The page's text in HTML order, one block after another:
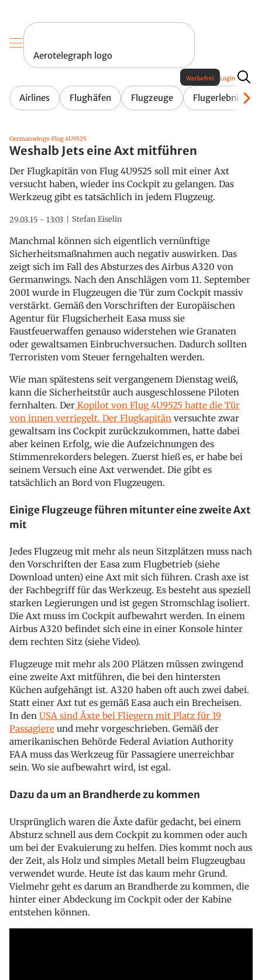
Aerotelegraph logo
Airlines Flughäfen Flugzeuge Flugerlebnis
Werbefrei Login
Germanwings-Flug 4U9525
Weshalb Jets eine Axt mitführen
Der Flugkapitän von Flug 4U9525 soll mit einer Axt
versucht haben, wieder ins Cockpit zu gelangen. Das
Werkzeug gibt es tatsächlich in jedem Flugzeug.
29.03.15 - 13:03 Stefan Eiselin
Manchmal können sich eigentlich vernünftige
Sicherheitsmaßnahmen auch negativ auswirken. Das
zeigt sich im Fall des Absturzes des Airbus A320 von
Germanwings. Nach den Anschlägen vom 11. September
2001 wurde in Flugzeugen die Tür zum Cockpit massiv
verstärkt. Gemäß den Vorschriften der Europäischen
Agentur für Flugsicherheit Easa muss sie
Faustfeuerwaffen genauso widerstehen wie Granaten
oder gewaltsamen Einbruchversuchen. Dadurch sollten
Terroristen vom Steuer ferngehalten werden.
Wie man spätestens seit vergangenem Dienstag weiß,
kann die Sicherheitstür auch ausgeschlossene Piloten
fernhalten. Der Kopilot von Flug 4U9525 hatte die Tür
von innen verriegelt. Der Flugkapitän versuchte zwar
gewaltsam ins Cockpit zurückzukommen, hatte dabei
aber keinen Erfolg, wie die Aufzeichnungen des
Stimmenrekorders belegen. Zuerst hieß es, er habe bei
seinem Versuch eine Axt verwendet. Die gibt es
tatsächlich an Bord von Flugzeugen.
Einige Flugzeuge führen mitunter eine zweite Axt
mit
Jedes Flugzeug mit mehr als neun Sitzplätzen muss nach
den Vorschriften der Easa zum Flugbetrieb (siehe
Download unten) eine Axt mit sich führen. Crash axe ist
der Fachbegriff für das Werkzeug. Es besteht aus speziell
starken Legierungen und ist gegen Stromschlag isoliert.
Die Axt muss im Cockpit aufbewahrt werden. In einem
Airbus A320 befindet sich eine in einer Konsole hinter
dem rechten Sitz (siehe Video).
Flugzeuge mit mehr als 200 Plätzen müssen zwingend
eine zweite Axt mitführen, die bei den hintersten
Küchen aufgehängt ist. A320 haben oft auch zwei dabei.
Statt einer Axt tut es gemäß Easa auch ein Brecheisen.
In den USA sind Äxte bei Fliegern mit Platz für 19
Passagiere und mehr vorgeschrieben. Gemäß der
amerikanischen Behörde Federal Aviation Authority
FAA muss das Werkzeug für Passagiere unerreichbar
sein. Wo sie aufbewahrt wird, ist egal.
Dazu da um an Brandherde zu kommen
Ursprünglich waren die Äxte dafür gedacht, bei einem
Absturz schnell aus dem Cockpit zu kommen oder auch
um bei der Evakuierung zu helfen. Dies kommt noch aus
der Zeit, als Holz und simples Metall beim Flugzeugbau
verwendet wurde. Heute ist das kaum mehr Grund.
Vielmehr geht es darum an Brandherde zu kommen, die
hinter einer Abdeckung im Cockpit oder der Kabine
entstehen können.